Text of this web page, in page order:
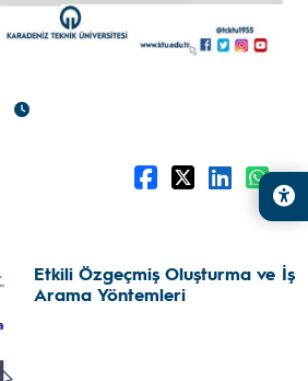
Etkili Özgeçmiş Oluşturma ve İş
Arama Yöntemleri